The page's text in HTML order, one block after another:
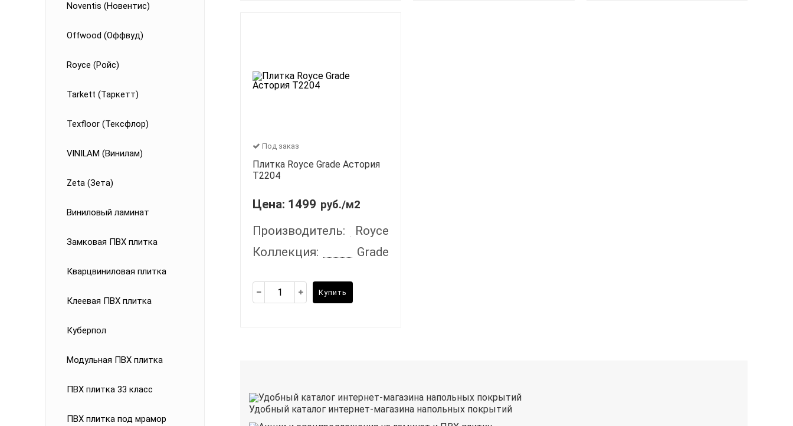
Noventis (Новентис)
Offwood (Оффвуд)
Royce (Ройс)
Tarkett (Таркетт)
Texfloor (Тексфлор)
VINILAM (Винилам)
Zeta (Зета)
Виниловый ламинат
Замковая ПВХ плитка
Кварцвиниловая плитка
Клеевая ПВХ плитка
Куберпол
Модульная ПВХ плитка
ПВХ плитка 33 класс
ПВХ плитка под мрамор
Под заказ
Плитка Royce Grade Астория
T2204
Цена: 1499 руб./м2
Производитель:
Royce
Коллекция:
Grade
Купить
Удобный каталог интернет-магазина напольных покрытий